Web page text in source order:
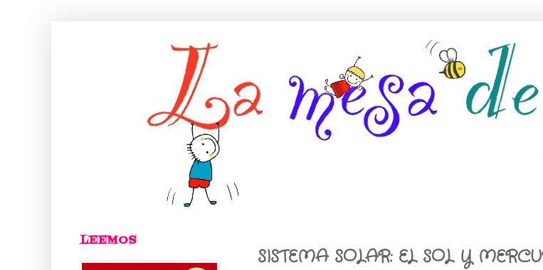
SISTEMA SOLAR: EL SOL Y
LEEMOS